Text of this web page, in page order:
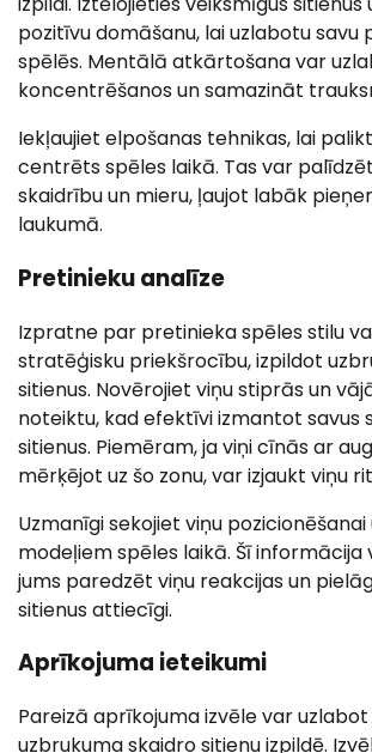
pozitīvu domāšanu, lai uzlabotu savu
spēlēs. Mentālā atkārtošana var
koncentrēšanos un samazināt
Iekļaujiet elpošanas tehnikas, lai
centrēts spēles laikā. Tas var
skaidrību un mieru, ļaujot labāk
laukumā.
Pretinieku analīze
Izpratne par pretinieka spēles stilu
stratēģisku priekšrocību, izpildot
sitienus. Novērojiet viņu stiprās un
noteiktu, kad efektīvi izmantot savus
sitienus. Piemēram, ja viņi cīnās ar
mērķējot uz šo zonu, var izjaukt viņu
Uzmanīgi sekojiet viņu
modeļiem spēles laikā. Šī informācija
jums paredzēt viņu reakcijas un
sitienus attiecīgi.
Aprīkojuma ieteikumi
Pareizā aprīkojuma izvēle var uzlabot
uzbrukuma skaidro sitienu izpildē.